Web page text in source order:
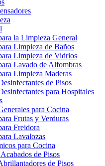
la Limpieza General
Limpieza de Baños
Limpieza de Vidrios
Lavado de Alfombras
Limpieza Maderas
de Pisos
para Hospitales
para Cocina
Frutas y Verduras
Freidora
Lavalozas
para Cocina
de Pisos
de Pisos